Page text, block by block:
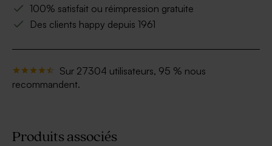
100% satisfait ou réimpression gratuite
Des clients happy depuis 1961
Sur 27304 utilisateurs, 95 % nous
recommandent.
Produits associés